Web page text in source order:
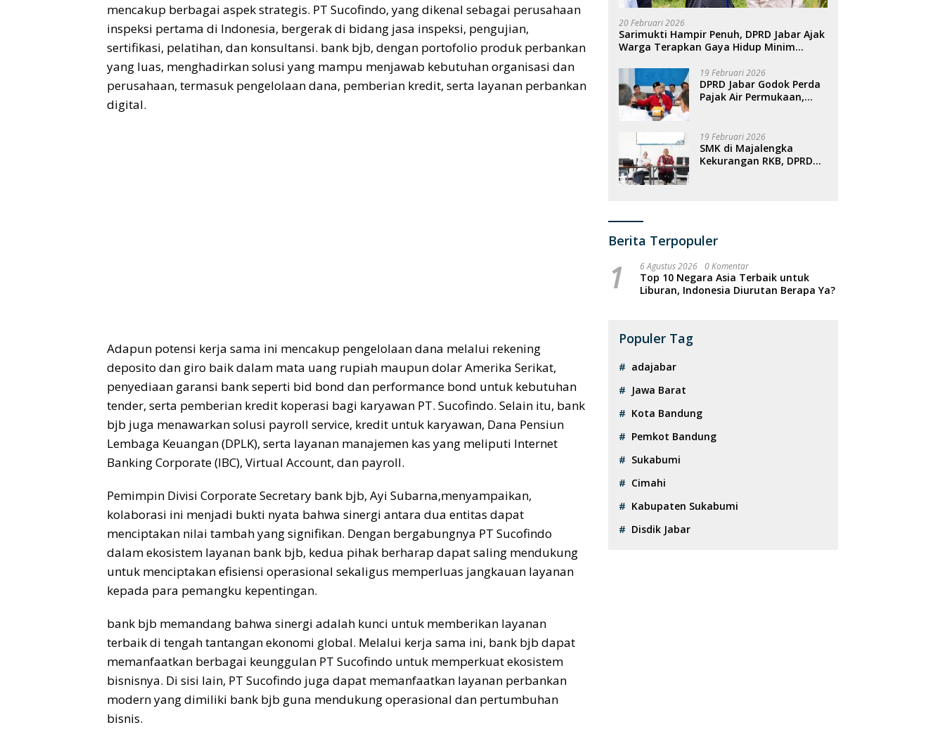
mencakup berbagai aspek strategis. PT Sucofindo, yang dikenal sebagai perusahaan
inspeksi pertama di Indonesia, bergerak di bidang jasa inspeksi, pengujian,
sertifikasi, pelatihan, dan konsultansi. bank bjb, dengan portofolio produk perbankan
yang luas, menghadirkan solusi yang mampu menjawab kebutuhan organisasi dan
perusahaan, termasuk pengelolaan dana, pemberian kredit, serta layanan perbankan
digital.
Adapun potensi kerja sama ini mencakup pengelolaan dana melalui rekening
deposito dan giro baik dalam mata uang rupiah maupun dolar Amerika Serikat,
penyediaan garansi bank seperti bid bond dan performance bond untuk kebutuhan
tender, serta pemberian kredit koperasi bagi karyawan PT. Sucofindo. Selain itu, bank
bjb juga menawarkan solusi payroll service, kredit untuk karyawan, Dana Pensiun
Lembaga Keuangan (DPLK), serta layanan manajemen kas yang meliputi Internet
Banking Corporate (IBC), Virtual Account, dan payroll.
Pemimpin Divisi Corporate Secretary bank bjb, Ayi Subarna,menyampaikan,
kolaborasi ini menjadi bukti nyata bahwa sinergi antara dua entitas dapat
menciptakan nilai tambah yang signifikan. Dengan bergabungnya PT Sucofindo
dalam ekosistem layanan bank bjb, kedua pihak berharap dapat saling mendukung
untuk menciptakan efisiensi operasional sekaligus memperluas jangkauan layanan
kepada para pemangku kepentingan.
bank bjb memandang bahwa sinergi adalah kunci untuk memberikan layanan
terbaik di tengah tantangan ekonomi global. Melalui kerja sama ini, bank bjb dapat
memanfaatkan berbagai keunggulan PT Sucofindo untuk memperkuat ekosistem
bisnisnya. Di sisi lain, PT Sucofindo juga dapat memanfaatkan layanan perbankan
modern yang dimiliki bank bjb guna mendukung operasional dan pertumbuhan
bisnis.
20 Februari 2026
Sarimukti Hampir Penuh, DPRD Jabar Ajak
Warga Terapkan Gaya Hidup Minim
19 Februari 2026
DPRD Jabar Godok Perda
Pajak Air Permukaan,
19 Februari 2026
SMK di Majalengka
Kekurangan RKB, DPRD
Berita Terpopuler
1 6 Agustus 2026 0 Komentar
Top 10 Negara Asia Terbaik untuk
Liburan, Indonesia Diurutan Berapa Ya?
Populer Tag
adajabar
Jawa Barat
Kota Bandung
Pemkot Bandung
Sukabumi
Cimahi
Kabupaten Sukabumi
Disdik Jabar